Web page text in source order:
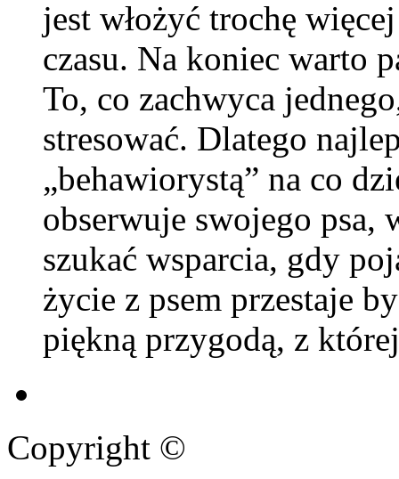
jest włożyć trochę
czasu. Na koniec warto
To, co zachwyca
stresować. Dlatego
„behawiorystą” na co
obserwuje swojego
szukać wsparcia, gdy
życie z psem przestaje
piękną przygodą, z
Copyright ©